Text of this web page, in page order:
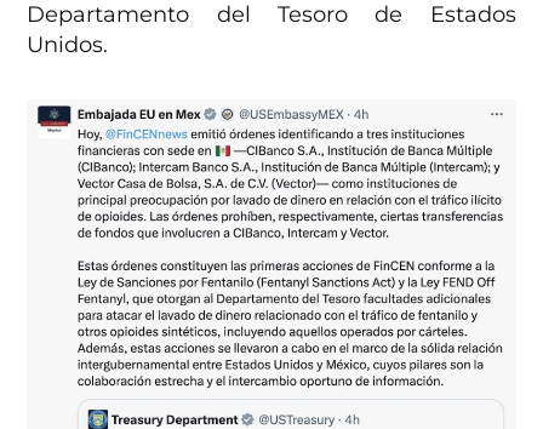
Departamento del Tesoro de Estados
Unidos.